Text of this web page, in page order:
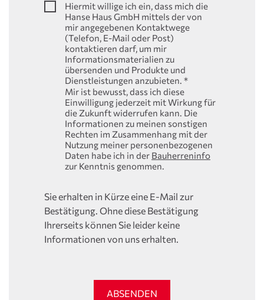
Hiermit willige ich ein, dass mich die
Hanse Haus GmbH mittels der von
mir angegebenen Kontaktwege
(Telefon, E-Mail oder Post)
kontaktieren darf, um mir
Informationsmaterialien zu
übersenden und Produkte und
Dienstleistungen anzubieten. *
Mir ist bewusst, dass ich diese
Einwilligung jederzeit mit Wirkung für
die Zukunft widerrufen kann. Die
Informationen zu meinen sonstigen
Rechten im Zusammenhang mit der
Nutzung meiner personenbezogenen
Daten habe ich in der Bauherreninfo
zur Kenntnis genommen.
Sie erhalten in Kürze eine E-Mail zur
Bestätigung. Ohne diese Bestätigung
Ihrerseits können Sie leider keine
Informationen von uns erhalten.
ABSENDEN